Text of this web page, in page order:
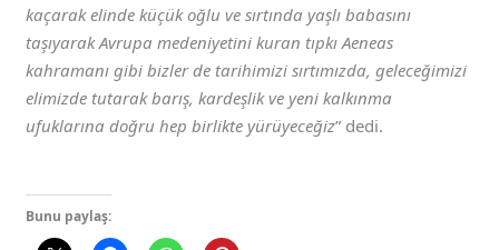
kaçarak elinde küçük oğlu ve sırtında yaşlı babasını
taşıyarak Avrupa medeniyetini kuran tıpkı Aeneas
kahramanı gibi bizler de tarihimizi sırtımızda, geleceğimizi
elimizde tutarak barış, kardeşlik ve yeni kalkınma
ufuklarına doğru hep birlikte yürüyeceğiz” dedi.
Bunu paylaş: